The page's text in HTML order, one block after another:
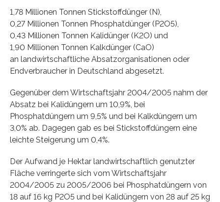
1,78 Millionen Tonnen Stickstoffdünger (N),
0,27 Millionen Tonnen Phosphatdünger (P2O5),
0,43 Millionen Tonnen Kalidünger (K2O) und
1,90 Millionen Tonnen Kalkdünger (CaO)
an landwirtschaftliche Absatzorganisationen oder
Endverbraucher in Deutschland abgesetzt.
Gegenüber dem Wirtschaftsjahr 2004/2005 nahm der
Absatz bei Kalidüngern um 10,9%, bei
Phosphatdüngern um 9,5% und bei Kalkdüngern um
3,0% ab. Dagegen gab es bei Stickstoffdüngern eine
leichte Steigerung um 0,4%.
Der Aufwand je Hektar landwirtschaftlich genutzter
Fläche verringerte sich vom Wirtschaftsjahr
2004/2005 zu 2005/2006 bei Phosphatdüngern von
18 auf 16 kg P2O5 und bei Kalidüngern von 28 auf 25 kg